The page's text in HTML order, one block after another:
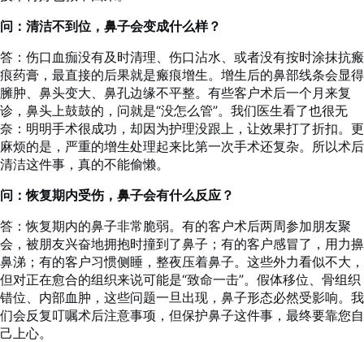
问：清洁不到位，鼻子会变成什么样？
答：伤口血痂没有及时清理、伤口沾水、或者没有按时涂抹抗瘢
痕药膏，最直接的后果就是瘢痕增生。增生后的鼻部线条会显得
臃肿、鼻头变大、鼻孔边缘不平整。有些客户术后一个月来复
诊，鼻头上鼓鼓的，问就是“没怎么管”。我们医生看了也很无
奈：明明手术很成功，却因为护理没跟上，让效果打了折扣。更
麻烦的是，严重的增生处理起来比第一次手术还复杂。所以术后
清洁这件事，真的不能偷懒。
问：恢复期内受伤，鼻子会有什么反应？
答：恢复期内的鼻子非常脆弱。有的客户术后两周参加朋友聚
会，被朋友兴奋地拥抱时撞到了鼻子；有的客户感冒了，用力擤
鼻涕；有的客户习惯侧睡，整夜压着鼻子。这些外力看似不大，
但对正在愈合的组织来说可能是“致命一击”。假体移位、骨组织
错位、内部血肿，这些问题一旦出现，鼻子形态必然受影响。我
们会反复叮嘱术后注意事项，但保护鼻子这件事，最终要靠您自
己上心。